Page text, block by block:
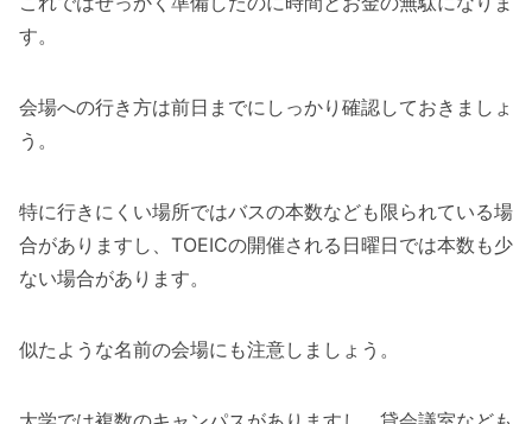
す。
会場への行き方は前日までにしっかり確認しておきましょ
う。
特に行きにくい場所ではバスの本数なども限られている場
合がありますし、TOEICの開催される日曜日では本数も少
ない場合があります。
似たような名前の会場にも注意しましょう。